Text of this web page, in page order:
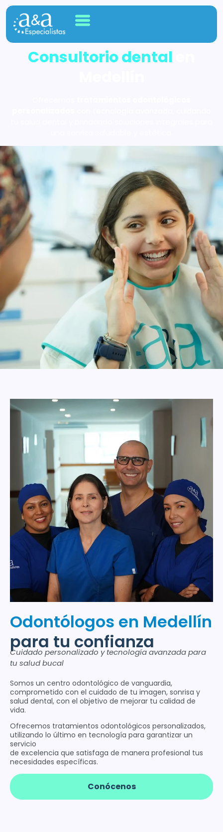
Consultorio dental
Odontólogos en Medellín
para tu confianza
Cuidado personalizado y tecnología avanzada para
tu salud bucal
Somos un centro odontológico de vanguardia,
comprometido con el cuidado de tu imagen, sonrisa y
salud dental, con el objetivo de mejorar tu calidad de
vida.
Ofrecemos tratamientos odontológicos personalizados,
utilizando lo último en tecnología para garantizar un
servicio
de excelencia que satisfaga de manera profesional tus
necesidades específicas.
Conócenos